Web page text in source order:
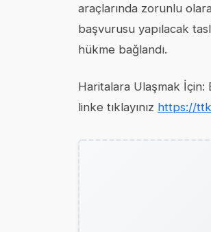
araçlarında zorunlu
başvurusu yapılacak
hükme bağlandı.
Haritalara Ulaşmak İçin:
linke tıklayınız https://